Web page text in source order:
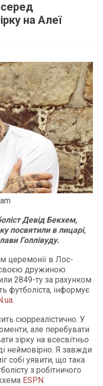
на Алеї
Девід Бекхем,
посвятили в лицарі,
Голлівуду.
церемонії в Лос-
своєю дружиною
2849-ту за рахунком
футболіста, інформує
.
сюрреалістично. У
але перебувати
зірку на всесвітньо
неймовірно. Я завжди
собі уявити, що така
з робітничого
ESPN.